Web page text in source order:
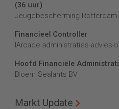
(36 uur)
Jeugdbescherming Rotterdam
Financieel Controller
lArcade administraties-advies-
Hoofd Financiële
Bloem Sealants BV
Markt Update